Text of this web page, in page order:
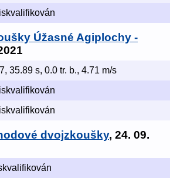
Úžasné Agiplochy -
35.89 s, 0.0 tr. b., 4.71 m/s
dvojzkoušky, 24. 09.